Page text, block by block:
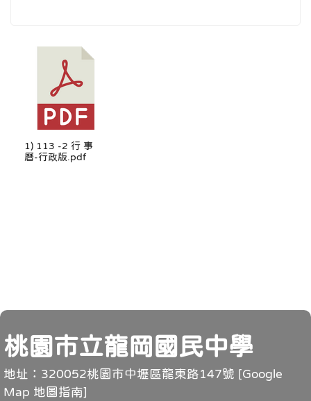
1) 113 -2 行 事
曆-行政版.pdf
頁尾
桃園市立龍岡國民中學
地址：320052桃園市中壢區龍東路147號 [Google
Map 地圖指南]